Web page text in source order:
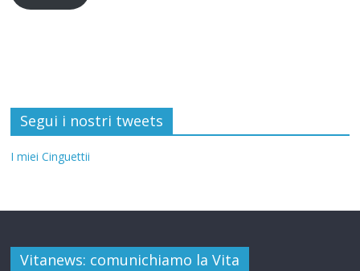
Segui i nostri tweets
I miei Cinguettii
Vitanews: comunichiamo la Vita